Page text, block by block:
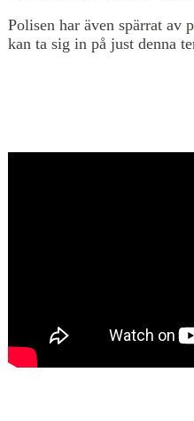
Polisen har även spärrat av
kan ta sig in på just denna